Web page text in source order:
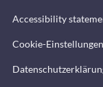
Accessibility
Cookie-Einstellungen